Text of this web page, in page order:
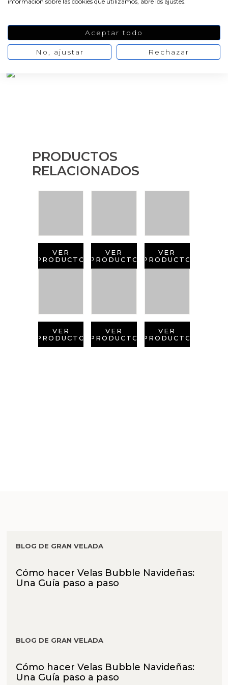
PRODUCTOS
RELACIONADOS
VER
PRODUCTO
VER
PRODUCTO
VER
PRODUCTO
VER
PRODUCTO
VER
PRODUCTO
VER
PRODUCTO
BLOG DE GRAN VELADA
Cómo hacer Velas Bubble Navideñas:
Una Guía paso a paso
BLOG DE GRAN VELADA
Cómo hacer Velas Bubble Navideñas:
Una Guía paso a paso
Aceptar todo
No, ajustar Rechazar